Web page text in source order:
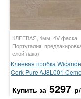
КЛЕЕВАЯ, 4мм, 4V фаска,
Португалия,
слой лака)
Клеевая пробка
Cork Pure AJ8L001
Купить за 5297